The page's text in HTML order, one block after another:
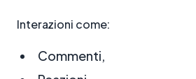
Interazioni come:
Commenti,